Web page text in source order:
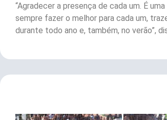
“Agradecer a presença de cada um. É
sempre fazer o melhor para cada um,
durante todo ano e, também, no verão”,